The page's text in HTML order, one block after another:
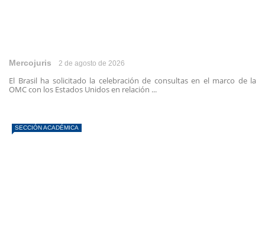
Mercojuris 2 de agosto de 2026
El Brasil ha solicitado la celebración de consultas en el marco de la
OMC con los Estados Unidos en relación ...
SECCIÓN ACADÉMICA